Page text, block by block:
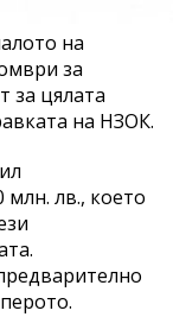
на
за
за цялата
на НЗОК.
млн. лв., което